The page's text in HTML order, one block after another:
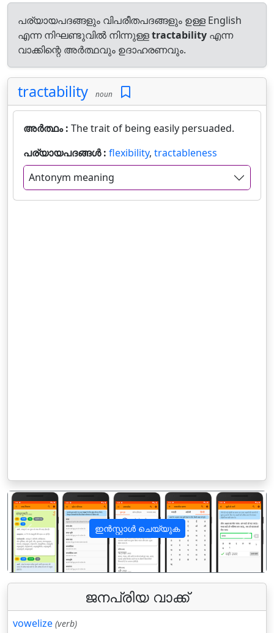
പര്യായപദങ്ങളും വിപരീതപദങ്ങളും ഉള്ള English
എന്ന നിഘണ്ടുവിൽ നിന്നുള്ളtractability എന്ന
വാക്കിന്റെ അർത്ഥവും ഉദാഹരണവും.
tractability noun
അർത്ഥം : The trait of being easily persuaded.
പര്യായപദങ്ങൾ : flexibility, tractableness
Antonym meaning
ഇൻസ്റ്റാൾ ചെയ്യുക
पिछला अगला
ജനപ്രിയ വാക്ക്
vowelize (verb)